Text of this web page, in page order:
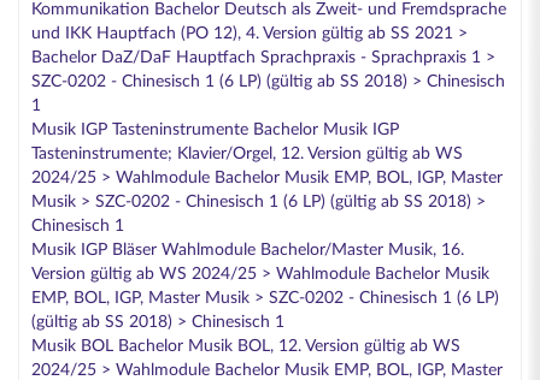
Kommunikation Bachelor Deutsch als Zweit- und Fremdsprache
und IKK Hauptfach (PO 12), 4. Version gültig ab SS 2021 >
Bachelor DaZ/DaF Hauptfach Sprachpraxis - Sprachpraxis 1 >
SZC-0202 - Chinesisch 1 (6 LP) (gültig ab SS 2018) > Chinesisch
1
Musik IGP Tasteninstrumente Bachelor Musik IGP
Tasteninstrumente; Klavier/Orgel, 12. Version gültig ab WS
2024/25 > Wahlmodule Bachelor Musik EMP, BOL, IGP, Master
Musik > SZC-0202 - Chinesisch 1 (6 LP) (gültig ab SS 2018) >
Chinesisch 1
Musik IGP Bläser Wahlmodule Bachelor/Master Musik, 16.
Version gültig ab WS 2024/25 > Wahlmodule Bachelor Musik
EMP, BOL, IGP, Master Musik > SZC-0202 - Chinesisch 1 (6 LP)
(gültig ab SS 2018) > Chinesisch 1
Musik BOL Bachelor Musik BOL, 12. Version gültig ab WS
2024/25 > Wahlmodule Bachelor Musik EMP, BOL, IGP, Master